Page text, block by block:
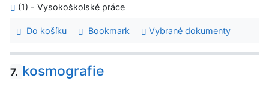
(1) - Vysokoškolské práce
Do košíku Bookmark Vybrané dokumenty
7. kosmografie